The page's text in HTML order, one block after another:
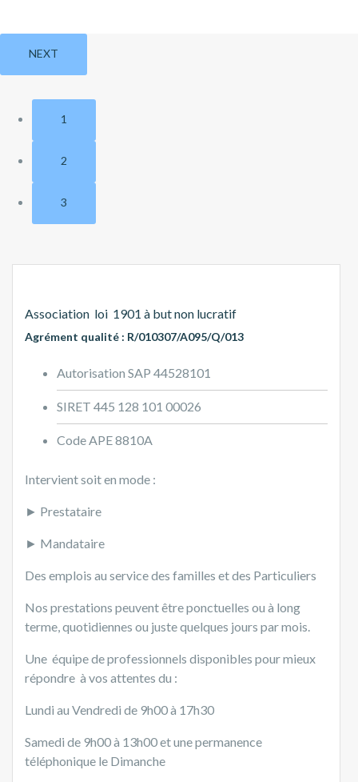
NEXT
1
2
3
Association loi 1901 à but non lucratif
Agrément qualité : R/010307/A095/Q/013
Autorisation SAP 44528101
SIRET 445 128 101 00026
Code APE 8810A
Intervient soit en mode :
► Prestataire
► Mandataire
Des emplois au service des familles et des Particuliers
Nos prestations peuvent être ponctuelles ou à long
terme, quotidiennes ou juste quelques jours par mois.
Une équipe de professionnels disponibles pour mieux
répondre à vos attentes du :
Lundi au Vendredi de 9h00 à 17h30
Samedi de 9h00 à 13h00 et une permanence
téléphonique le Dimanche